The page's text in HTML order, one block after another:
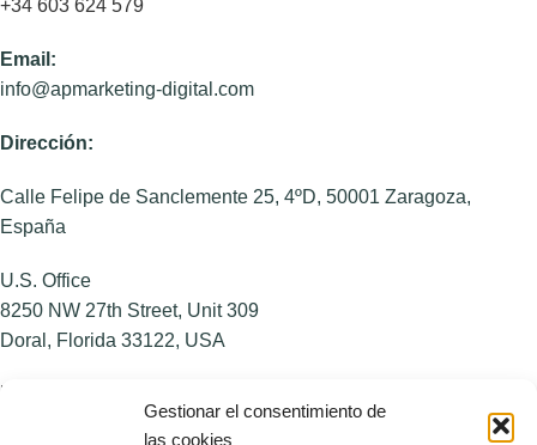
Gestionar el consentimiento de
las cookies
+34 603 624 579
Email:
info@apmarketing-digital.com
Dirección:
Calle Felipe de Sanclemente 25, 4ºD, 50001 Zaragoza,
España
U.S. Office
8250 NW 27th Street, Unit 309
Doral, Florida 33122, USA
NOSOTROS